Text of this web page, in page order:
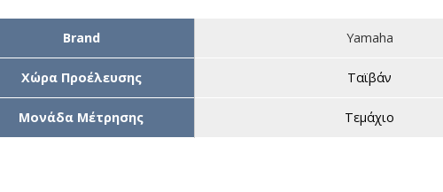
Brand Yamaha
Χώρα Προέλευσης Ταϊβάν
Μονάδα Μέτρησης Τεμάχιο